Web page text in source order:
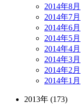
2014年8月
2014年7月
2014年6月
2014年5月
2014年4月
2014年3月
2014年2月
2014年1月
2013年 (173)